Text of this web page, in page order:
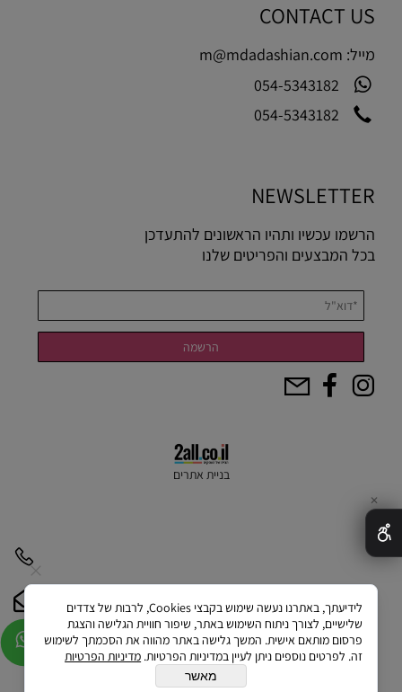
CONTACT US
מייל: m@mdadashian.com
054-5343182
054-5343182
NEWSLETTER
הרשמו עכשיו ותהיו הראשונים להתעדכן
בכל המבצעים והפריטים שלנו
בניית אתרים
✕
לידיעתך, באתרנו נעשה שימוש בקבצי Cookies, לרבות של צדדים
שלישיים, לצורך ניתוח השימוש באתר, שיפור חוויית הגלישה והצגת
פרסום מותאם אישית. המשך גלישה באתר מהווה את הסכמתך לשימוש
זה. לפרטים נוספים ניתן לעיין במדיניות הפרטיות. מדיניות הפרטיות
מאשר